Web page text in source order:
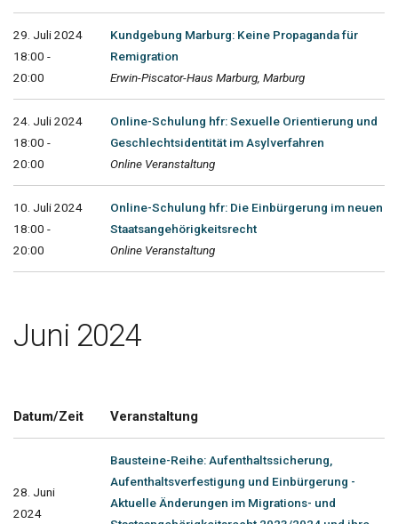
29. Juli 2024
18:00 -
20:00
Kundgebung Marburg: Keine Propaganda für
Remigration
Erwin-Piscator-Haus Marburg, Marburg
24. Juli 2024
18:00 -
20:00
Online-Schulung hfr: Sexuelle Orientierung und
Geschlechtsidentität im Asylverfahren
Online Veranstaltung
10. Juli 2024
18:00 -
20:00
Online-Schulung hfr: Die Einbürgerung im neuen
Staatsangehörigkeitsrecht
Online Veranstaltung
Juni 2024
Datum/Zeit Veranstaltung
28. Juni
2024
Bausteine-Reihe: Aufenthaltssicherung,
Aufenthaltsverfestigung und Einbürgerung -
Aktuelle Änderungen im Migrations- und